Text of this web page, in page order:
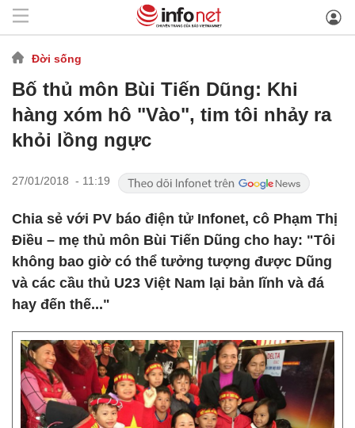
Đời sống
Bố thủ môn Bùi Tiến Dũng: Khi
hàng xóm hô "Vào", tim tôi nhảy ra
khỏi lồng ngực
27/01/2018 - 11:19
Chia sẻ với PV báo điện tử Infonet, cô Phạm Thị
Điều – mẹ thủ môn Bùi Tiến Dũng cho hay: "Tôi
không bao giờ có thể tưởng tượng được Dũng
và các cầu thủ U23 Việt Nam lại bản lĩnh và đá
hay đến thế..."